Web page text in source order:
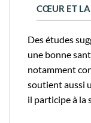
CŒUR ET LA
Des études
une bonne
notamment
soutient aussi
il participe à la